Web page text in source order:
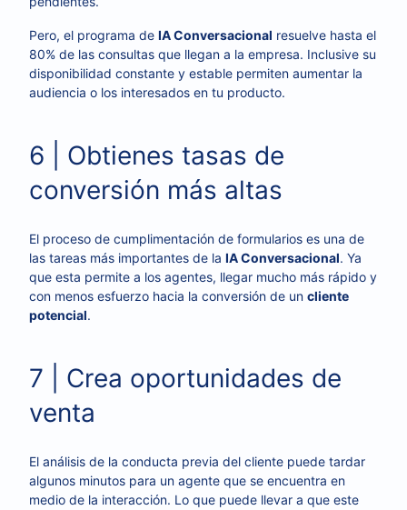
Pero, el programa de IA Conversacional resuelve hasta el
80% de las consultas que llegan a la empresa. Inclusive su
disponibilidad constante y estable permiten aumentar la
audiencia o los interesados en tu producto.
6 | Obtienes tasas de
conversión más altas
El proceso de cumplimentación de formularios es una de
las tareas más importantes de la IA Conversacional. Ya
que esta permite a los agentes, llegar mucho más rápido y
con menos esfuerzo hacia la conversión de un cliente
potencial.
7 | Crea oportunidades de
venta
El análisis de la conducta previa del cliente puede tardar
algunos minutos para un agente que se encuentra en
medio de la interacción. Lo que puede llevar a que este